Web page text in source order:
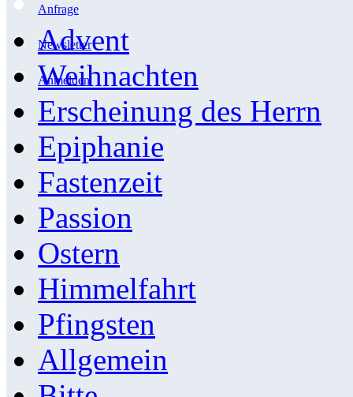
Anfrage
Newsletter
Anmelden
Advent
Weihnachten
Erscheinung des Herrn
Epiphanie
Fastenzeit
Passion
Ostern
Himmelfahrt
Pfingsten
Allgemein